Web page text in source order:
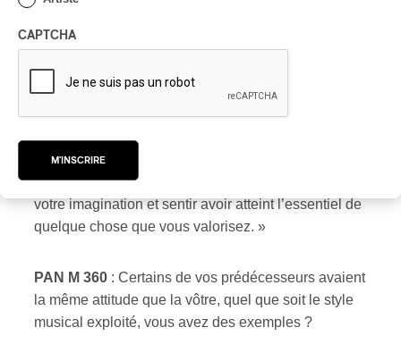
Jon Hassell :« Pas vraiment. Je ne reste pas assis
à me remémorer une période avec nostalgie et à
souhaiter son retour. Encore une fois, mon mantra
entre en jeu : si vous vous demandez ce que vous
aimez vraiment, vous regardez droit devant et vous
vous prémunissez contre ce qui est ennuyeux. Vous
n’avez alors nul besoin de la nostalgie pour stimuler
votre imagination et sentir avoir atteint l’essentiel de
quelque chose que vous valorisez. »
PAN M 360 : Certains de vos prédécesseurs avaient
la même attitude que la vôtre, quel que soit le style
musical exploité, vous avez des exemples ?
CAPTCHA
M'INSCRIRE